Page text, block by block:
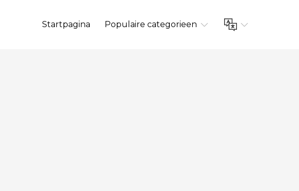
Startpagina Populaire categorieen